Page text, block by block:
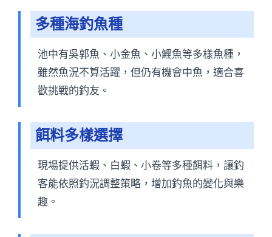
多種海釣魚種
池中有吳郭魚、小金魚、小鯉魚等多樣魚種，
雖然魚況不算活躍，但仍有機會中魚，適合喜
歡挑戰的釣友。
餌料多樣選擇
現場提供活蝦、白蝦、小卷等多種餌料，讓釣
客能依照釣況調整策略，增加釣魚的變化與樂
趣。